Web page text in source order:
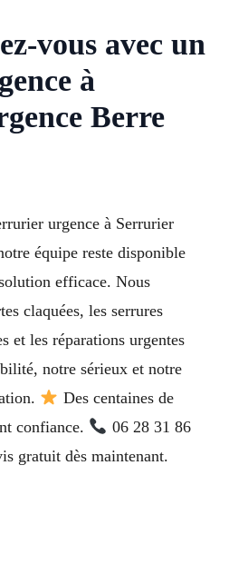
vous avec un
à
Berre
urgence à Serrurier
équipe reste disponible
efficace. Nous
claquées, les serrures
et les réparations urgentes
notre sérieux et notre
Des centaines de
confiance.
06 28 31 86
gratuit dès maintenant.